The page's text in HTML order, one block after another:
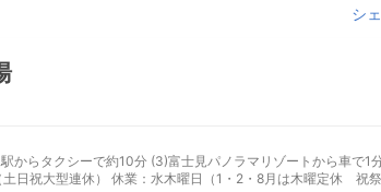
シ
(1)諏訪南ICから車で7分 (2)JR中央本線富士見駅からタクシーで約10分 (3)富士見パノラマリゾートから車で
日祝大型連休） 休業：水木曜日（1・2・8月は木曜定休 祝